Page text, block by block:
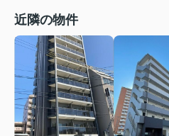
近隣の物件